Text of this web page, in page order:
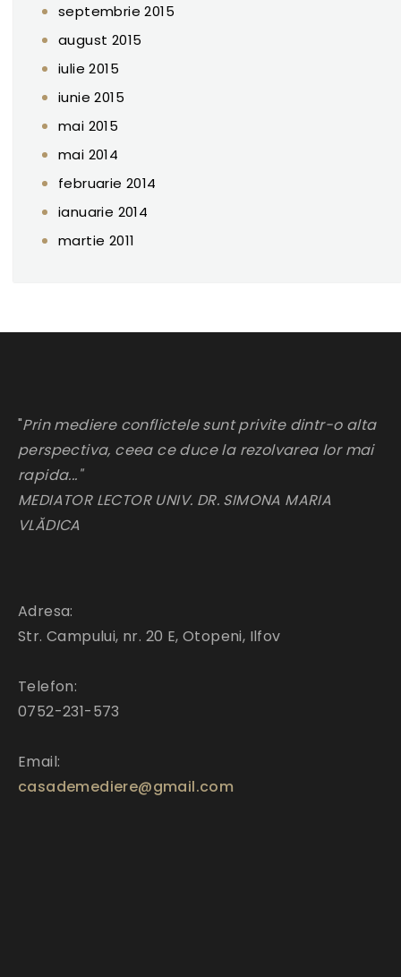
septembrie 2015
august 2015
iulie 2015
iunie 2015
mai 2015
mai 2014
februarie 2014
ianuarie 2014
martie 2011
"Prin mediere conflictele sunt privite dintr-o alta
perspectiva, ceea ce duce la rezolvarea lor mai
rapida..."
MEDIATOR LECTOR UNIV. DR. SIMONA MARIA
VLĂDICA
Adresa:
Str. Campului, nr. 20 E, Otopeni, Ilfov
Telefon:
0752-231-573
Email:
casademediere@gmail.com